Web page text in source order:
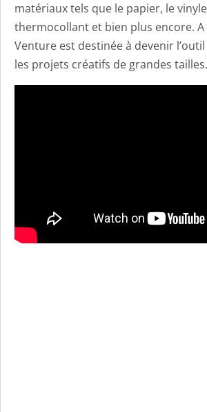
matériaux tels que le papier, le
thermocollant et bien plus encore.
Venture est destinée à devenir
les projets créatifs de grandes tailles.